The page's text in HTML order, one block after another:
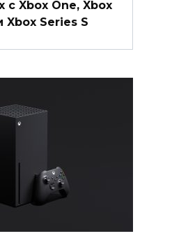
с Xbox One, Xbox
Xbox Series S